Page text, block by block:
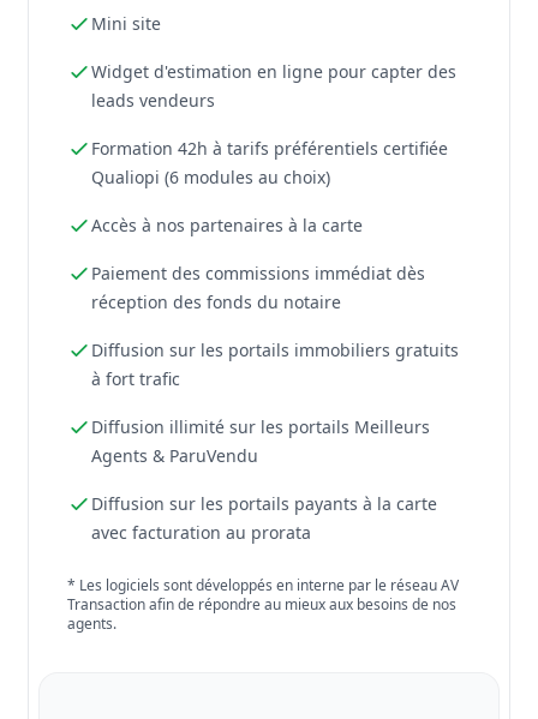
Mini site
Widget d'estimation en ligne pour capter des
leads vendeurs
Formation 42h à tarifs préférentiels certifiée
Qualiopi (6 modules au choix)
Accès à nos partenaires à la carte
Paiement des commissions immédiat dès
réception des fonds du notaire
Diffusion sur les portails immobiliers gratuits
à fort trafic
Diffusion illimité sur les portails Meilleurs
Agents & ParuVendu
Diffusion sur les portails payants à la carte
avec facturation au prorata
* Les logiciels sont développés en interne par le réseau AV
Transaction afin de répondre au mieux aux besoins de nos
agents.